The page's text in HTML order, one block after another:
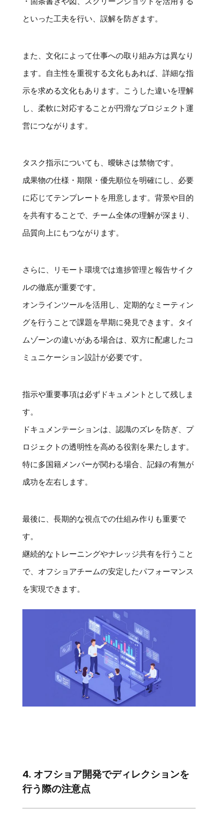
といった工夫を行い、誤解を防ぎます。
また、文化によって仕事への取り組み方は異なり
ます。自主性を重視する文化もあれば、詳細な指
示を求める文化もあります。こうした違いを理解
し、柔軟に対応することが円滑なプロジェクト運
営につながります。
タスク指示についても、曖昧さは禁物です。
成果物の仕様・期限・優先順位を明確にし、必要
に応じてテンプレートを用意します。背景や目的
を共有することで、チーム全体の理解が深まり、
品質向上にもつながります。
さらに、リモート環境では進捗管理と報告サイク
ルの徹底が重要です。
オンラインツールを活用し、定期的なミーティン
グを行うことで課題を早期に発見できます。タイ
ムゾーンの違いがある場合は、双方に配慮したコ
ミュニケーション設計が必要です。
指示や重要事項は必ずドキュメントとして残しま
す。
ドキュメンテーションは、認識のズレを防ぎ、プ
ロジェクトの透明性を高める役割を果たします。
特に多国籍メンバーが関わる場合、記録の有無が
成功を左右します。
最後に、長期的な視点での仕組み作りも重要で
す。
継続的なトレーニングやナレッジ共有を行うこと
で、オフショアチームの安定したパフォーマンス
を実現できます。
4. オフショア開発でディレクションを
行う際の注意点